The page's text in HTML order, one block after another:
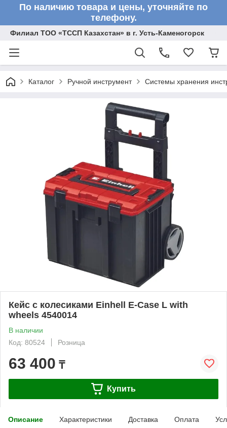
По наличию товара и цены, уточняйте по
телефону.
Филиал ТОО «ТССП Казахстан» в г. Усть-Каменогорск
Каталог Ручной инструмент Системы хранения
Кейс с колесиками Einhell E-Case L with
wheels 4540014
В наличии
Код: 80524
Розница
63 400 ₸
Купить
Описание Характеристики Доставка Оплата